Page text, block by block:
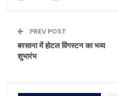
PREV POST
बरसाना में होटल विंगस्टन का भव्य
शुभारंभ